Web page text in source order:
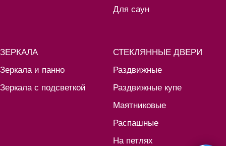
Для саун
ЗЕРКАЛА
Зеркала и панно
Зеркала с подсветкой
СТЕКЛЯННЫЕ ДВЕРИ
Раздвижные
Раздвижные купе
Маятниковые
Распашные
На петлях